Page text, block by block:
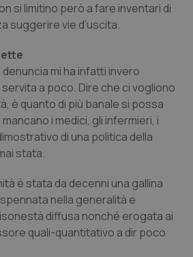
di Bolzano
di Trento
Scompenso
& Rettocolite Ulcerosa
& patologie neurodegenerative
si limitino però a fare inventari di
suggerire vie d’uscita.
mi ha infatti invero
a poco. Dire che ci vogliono
è quanto di più banale si possa
i medici, gli infermieri, i
di una politica della
stata.
è stata da decenni una gallina
nella generalità e
diffusa nonché erogata ai
quali-quantitativo a dir poco